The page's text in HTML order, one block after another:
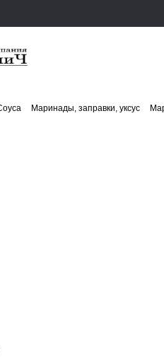
Маринады, заправки, уксус